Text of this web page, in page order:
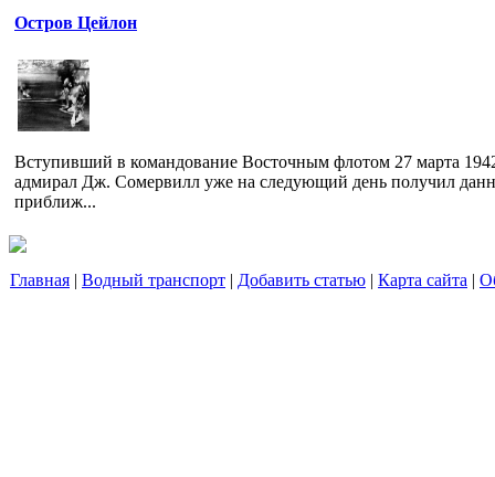
Остров Цейлон
Вступивший в командование Восточным флотом 27 марта
адмирал Дж. Сомервилл уже на следующий день получил
приближ...
Главная | Водный транспорт | Добавить статью | Карта сайта |